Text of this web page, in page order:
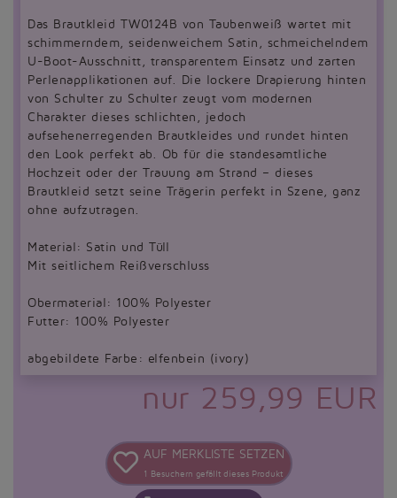
Das Brautkleid TW0124B von Taubenweiß wartet mit
schimmerndem, seidenweichem Satin, schmeichelndem
U-Boot-Ausschnitt, transparentem Einsatz und zarten
Perlenapplikationen auf. Die lockere Drapierung hinten
von Schulter zu Schulter zeugt vom modernen
Charakter dieses schlichten, jedoch
aufsehenerregenden Brautkleides und rundet hinten
den Look perfekt ab. Ob für die standesamtliche
Hochzeit oder der Trauung am Strand – dieses
Brautkleid setzt seine Trägerin perfekt in Szene, ganz
ohne aufzutragen.
Material: Satin und Tüll
Mit seitlichem Reißverschluss
Obermaterial: 100% Polyester
Futter: 100% Polyester
abgebildete Farbe: elfenbein (ivory)
nur 259,99 EUR
AUF MERKLISTE SETZEN
1 Besuchern gefällt dieses Produkt